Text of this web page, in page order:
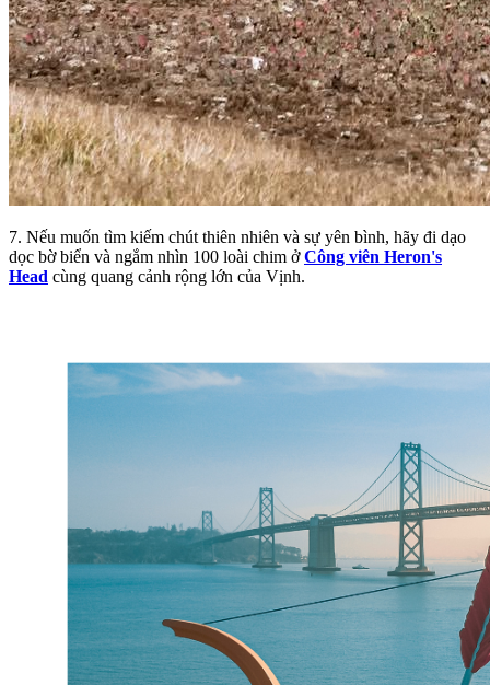
7. Nếu muốn tìm kiếm chút thiên nhiên và sự yên bình, hãy đi dạo
dọc bờ biển và ngắm nhìn 100 loài chim ởCông viên Heron's
Head cùng quang cảnh rộng lớn của Vịnh.